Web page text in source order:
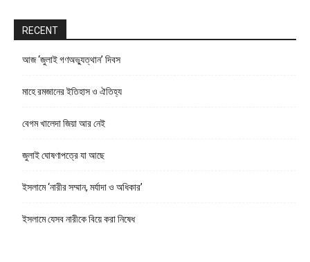
RECENT
আজ ‘জুলাই গণঅভ্যুত্থান’ দিবস
মাহে রমজানের ইতিহাস ও ঐতিহ্য
বেগম খালেদা জিয়া আর নেই
জুলাই ঘোষণাপত্রে যা আছে
ইসলামে ‘নারীর সম্মান, মর্যাদা ও অধিকার’
ইসলামে যেসব নারীকে বিয়ে করা নিষেধ